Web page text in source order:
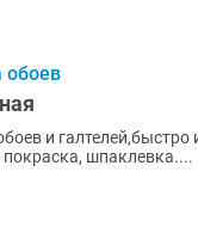
обоев
и
покраска, шпаклевка....